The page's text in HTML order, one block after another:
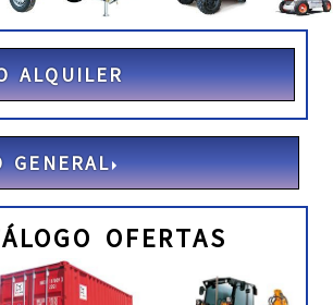
ALQUILER
GENERAL
OFERTAS